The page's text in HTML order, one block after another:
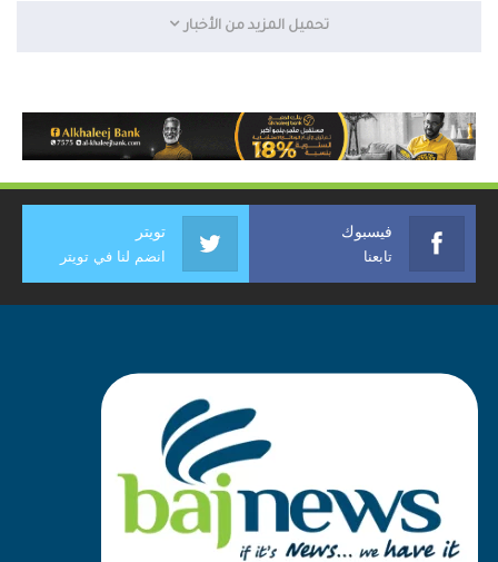
تحميل المزيد من الأخبار
فيسبوك
تابعنا
تويتر
انضم لنا في تويتر